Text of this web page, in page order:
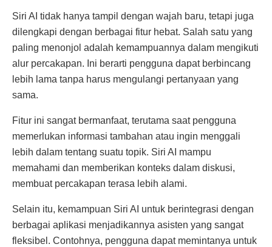
Siri AI tidak hanya tampil dengan wajah baru, tetapi juga
dilengkapi dengan berbagai fitur hebat. Salah satu yang
paling menonjol adalah kemampuannya dalam mengikuti
alur percakapan. Ini berarti pengguna dapat berbincang
lebih lama tanpa harus mengulangi pertanyaan yang
sama.
Fitur ini sangat bermanfaat, terutama saat pengguna
memerlukan informasi tambahan atau ingin menggali
lebih dalam tentang suatu topik. Siri AI mampu
memahami dan memberikan konteks dalam diskusi,
membuat percakapan terasa lebih alami.
Selain itu, kemampuan Siri AI untuk berintegrasi dengan
berbagai aplikasi menjadikannya asisten yang sangat
fleksibel. Contohnya, pengguna dapat memintanya untuk